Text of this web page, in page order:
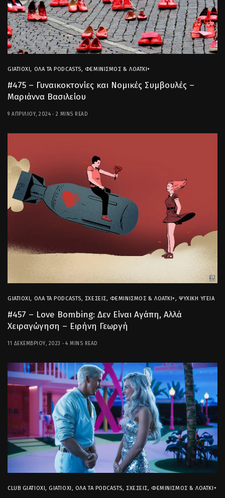
GIATIOXI, ΌΛΑ ΤΑ PODCASTS, ΦΕΜΙΝΙΣΜΌΣ & ΛΟΑΤΚΙ+
#475 – Γυναικοκτονίες και Νομικές Συμβουλές –
Μαριάννα Βασιλείου
9 ΑΠΡΙΛΊΟΥ, 2024 2 MINS READ
GIATIOXI, ΌΛΑ ΤΑ PODCASTS, ΣΧΈΣΕΙΣ, ΦΕΜΙΝΙΣΜΌΣ & ΛΟΑΤΚΙ+, ΨΥΧΙΚΉ ΥΓΕΊΑ
#457 – Love Bombing: Δεν Είναι Αγάπη, Αλλά
Χειραγώγηση – Ειρήνη Γεωργή
11 ΔΕΚΕΜΒΡΊΟΥ, 2023 4 MINS READ
CLUB GIATIOXI, GIATIOXI, ΌΛΑ ΤΑ PODCASTS, ΣΧΈΣΕΙΣ, ΦΕΜΙΝΙΣΜΌΣ & ΛΟΑΤΚΙ+